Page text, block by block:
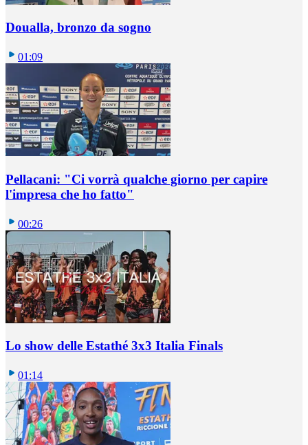
Doualla, bronzo da sogno
01:09
Pellacani: "Ci vorrà qualche giorno per capire
l'impresa che ho fatto"
00:26
Lo show delle Estathé 3x3 Italia Finals
01:14